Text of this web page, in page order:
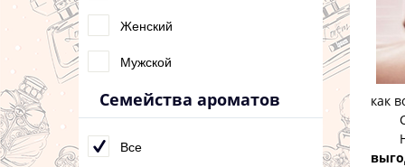
Женский
Мужской
Семейства ароматов
Все
как